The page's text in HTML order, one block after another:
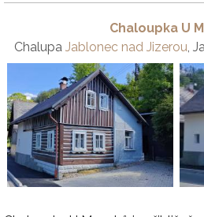
Chaloupka U
Chalupa Jablonec nad Jizerou,